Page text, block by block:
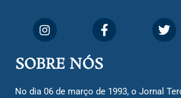
SOBRE NÓS
No dia 06 de março de 1993, o Jornal